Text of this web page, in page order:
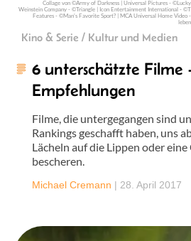
Collage von ©Army of Darkness | Universal Pictures -
Weinstein Company - ©Triangle | Icon Entertainment International -
Features - ©Man's Favorite Sport? | MCA Universal Home Video
Kino & Serie / Kultur und Medien
6 unterschätzte Filme
Empfehlungen
Filme, die untergegangen sind
Rankings geschafft haben, uns
Lächeln auf die Lippen oder
bescheren.
Michael Cremann | 28. April 2017